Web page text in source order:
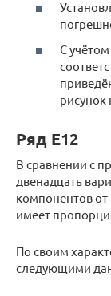
С
рисунок
Ряд Е12
В сравнении с
двенадцать
компонентов
имеет
По своим
следующими